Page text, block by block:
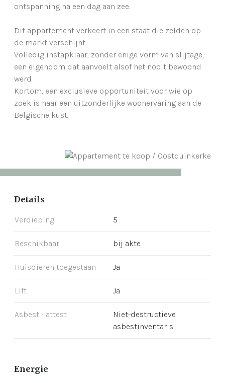
ontspanning na een dag aan zee.
Dit appartement verkeert in een staat die zelden op
de markt verschijnt.
Volledig instapklaar, zonder enige vorm van slijtage,
een eigendom dat aanvoelt alsof het nooit bewoond
werd.
Kortom, een exclusieve opportuniteit voor wie op
zoek is naar een uitzonderlijke woonervaring aan de
Belgische kust.
Details
Verdieping 5
Beschikbaar bij akte
Huisdieren toegestaan Ja
Lift Ja
Asbest - attest
Niet-destructieve
asbestinventaris
Energie